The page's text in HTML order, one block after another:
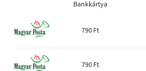
Bankkártya
790 Ft
790 Ft